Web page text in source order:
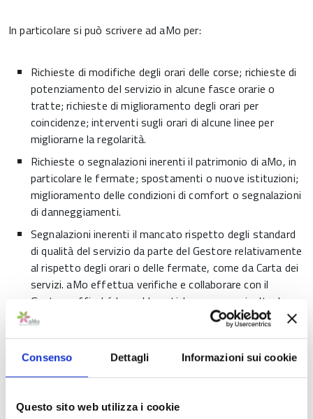
Consenso Dettagli Informazioni sui cookie
Questo sito web utilizza i cookie
In particolare si può scrivere ad aMo per:
Richieste di modifiche degli orari delle corse; richieste di
potenziamento del servizio in alcune fasce orarie o
tratte; richieste di miglioramento degli orari per
coincidenze; interventi sugli orari di alcune linee per
migliorarne la regolarità.
Richieste o segnalazioni inerenti il patrimonio di aMo, in
particolare le fermate; spostamenti o nuove istituzioni;
miglioramento delle condizioni di comfort o segnalazioni
di danneggiamenti.
Segnalazioni inerenti il mancato rispetto degli standard
di qualità del servizio da parte del Gestore relativamente
al rispetto degli orari o delle fermate, come da Carta dei
servizi. aMo effettua verifiche e collaborare con il
Gestore affinché le problematiche vengano risolte. In
determinati casi, stabiliti dal Contratto di servizio, aMo
ha anche potere di sanzione.
Per segnalazioni si invita a leggere laPrivacy policye a
chiamare lo 059/9692001.